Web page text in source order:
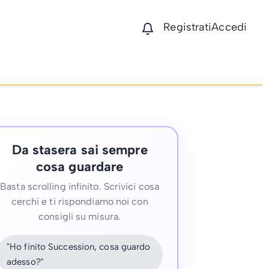
RegistratiAccedi
Da stasera sai sempre
cosa guardare
Basta scrolling infinito. Scrivici cosa
cerchi e ti rispondiamo noi con
consigli su misura.
"Ho finito Succession, cosa guardo
adesso?"